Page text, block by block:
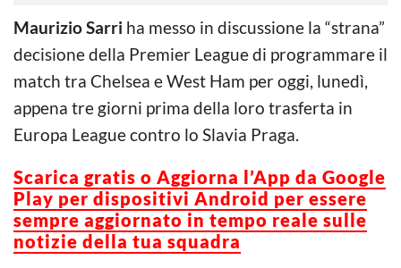
Maurizio Sarri ha messo in discussione la “strana”
decisione della Premier League di programmare il
match tra Chelsea e West Ham per oggi, lunedì,
appena tre giorni prima della loro trasferta in
Europa League contro lo Slavia Praga.
Scarica gratis o Aggiorna l’App da Google
Play per dispositivi Android per essere
sempre aggiornato in tempo reale sulle
notizie della tua squadra